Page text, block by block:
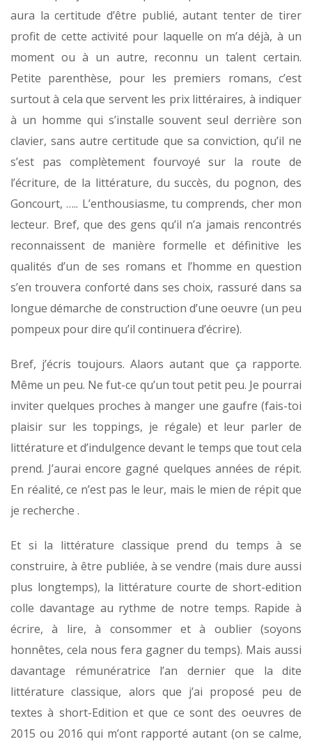
aura la certitude d’être publié, autant tenter de tirer
profit de cette activité pour laquelle on m’a déjà, à un
moment ou à un autre, reconnu un talent certain.
Petite parenthèse, pour les premiers romans, c’est
surtout à cela que servent les prix littéraires, à indiquer
à un homme qui s’installe souvent seul derrière son
clavier, sans autre certitude que sa conviction, qu’il ne
s’est pas complètement fourvoyé sur la route de
l’écriture, de la littérature, du succès, du pognon, des
Goncourt, ….. L’enthousiasme, tu comprends, cher mon
lecteur. Bref, que des gens qu’il n’a jamais rencontrés
reconnaissent de manière formelle et définitive les
qualités d’un de ses romans et l’homme en question
s’en trouvera conforté dans ses choix, rassuré dans sa
longue démarche de construction d’une oeuvre (un peu
pompeux pour dire qu’il continuera d’écrire).
Bref, j’écris toujours. Alaors autant que ça rapporte.
Même un peu. Ne fut-ce qu’un tout petit peu. Je pourrai
inviter quelques proches à manger une gaufre (fais-toi
plaisir sur les toppings, je régale) et leur parler de
littérature et d’indulgence devant le temps que tout cela
prend. J’aurai encore gagné quelques années de répit.
En réalité, ce n’est pas le leur, mais le mien de répit que
je recherche .
Et si la littérature classique prend du temps à se
construire, à être publiée, à se vendre (mais dure aussi
plus longtemps), la littérature courte de short-edition
colle davantage au rythme de notre temps. Rapide à
écrire, à lire, à consommer et à oublier (soyons
honnêtes, cela nous fera gagner du temps). Mais aussi
davantage rémunératrice l’an dernier que la dite
littérature classique, alors que j’ai proposé peu de
textes à short-Edition et que ce sont des oeuvres de
2015 ou 2016 qui m’ont rapporté autant (on se calme,